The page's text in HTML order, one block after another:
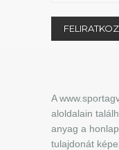
A
aloldalain
anyag a
tulajdonát